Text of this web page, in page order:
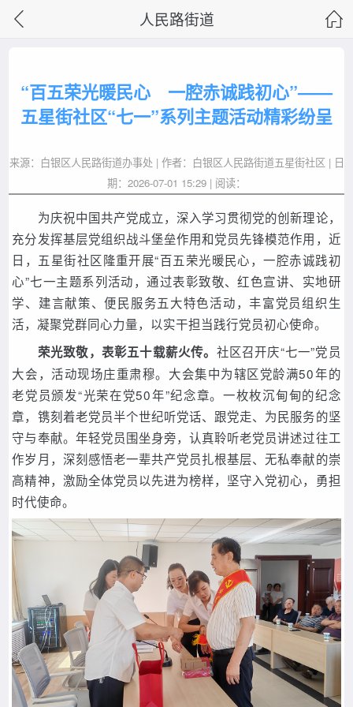
人民路街道
“百五荣光暖民心 一腔赤诚践初心”——
五星街社区“七一”系列主题活动精彩纷呈
来源：白银区人民路街道办事处 | 作者：白银区人民路街道五星街社区 | 日
期：2026-07-01 15:29 | 阅读：
为庆祝中国共产党成立，深入学习贯彻党的创新理论，
充分发挥基层党组织战斗堡垒作用和党员先锋模范作用，近
日，五星街社区隆重开展“百五荣光暖民心，一腔赤诚践初
心”七一主题系列活动，通过表彰致敬、红色宣讲、实地研
学、建言献策、便民服务五大特色活动，丰富党员组织生
活，凝聚党群同心力量，以实干担当践行党员初心使命。
荣光致敬，表彰五十载薪火传。 社区召开庆“七一”党员
大会，活动现场庄重肃穆。大会集中为辖区党龄满50年的
老党员颁发“光荣在党50年”纪念章。一枚枚沉甸甸的纪念
章，镌刻着老党员半个世纪听党话、 跟党走、为民服务的坚
守与奉献。年轻党员围坐身旁，认真聆听老党员讲述过往工
作岁月，深刻感悟老一辈共产党员扎根基层、无私奉献的崇
高精神，激励全体党员以先进为榜样，坚守入党初心，勇担
时代使命。